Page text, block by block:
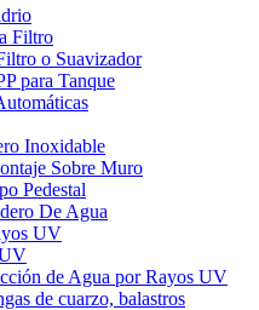
Filtro
o Suavizador
para Tanque
Inoxidable
Sobre Muro
Pedestal
De Agua
UV
de Agua por Rayos UV
de cuarzo, balastros